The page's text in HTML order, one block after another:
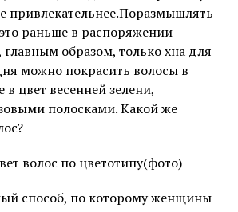
привлекательнее.Поразмышлять
раньше в распоряжении
образом, только хна для
можно покрасить волосы в
цвет весенней зелени,
полосками. Какой же
волос по цветотипу(фото)
способ, по которому женщины